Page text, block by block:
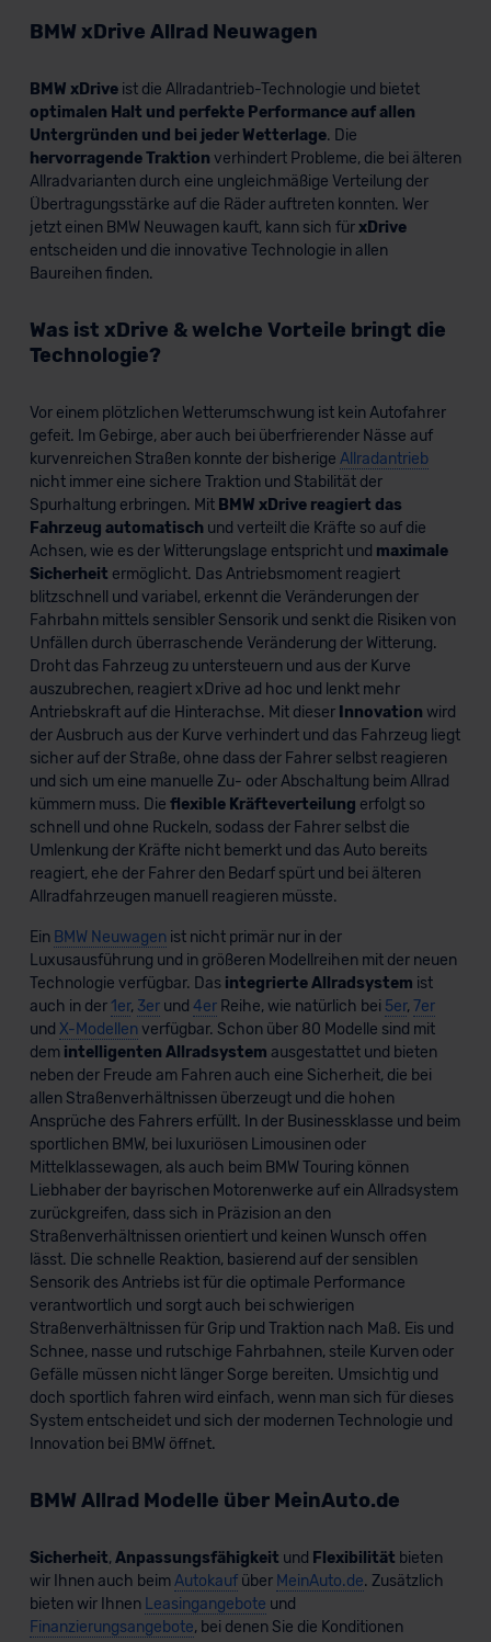
lassen. Soweit eine Übermittlung in ein Land außerhalb
Grundlage eines Angemessenheitsbeschlusses der EU-
Kommission (Art. 45 Abs. 1 DSGVO), von
Standarddatenschutzklauseln (Art. 46 Abs. 2 lit. c
DSGVO) oder wenn Sie hierzu Ihre Einwilligung freiwillig
erteilen. Nähere Informationen zu den bestehenden
Datenschutzklauseln können Sie über den Kontakt zu
unserem Datenschutzbeauftragten unter
datenschutz@meinauto.de anfordern.
Datenschutzerklärung Impressum
BMW xDrive Allrad Neuwagen
BMW xDriveist die Allradantrieb-Technologie und bietet
optimalen Halt und perfekte Performance auf allen
Untergründen und bei jeder Wetterlage. Die
hervorragende Traktion verhindert Probleme, die bei älteren
Allradvarianten durch eine ungleichmäßige Verteilung der
Übertragungsstärke auf die Räder auftreten konnten. Wer
jetzt einen BMW Neuwagen kauft, kann sich fürxDrive
entscheiden und die innovative Technologie in allen
Baureihen finden.
Was ist xDrive & welche Vorteile bringt die
Technologie?
Vor einem plötzlichen Wetterumschwung ist kein Autofahrer
gefeit. Im Gebirge, aber auch bei überfrierender Nässe auf
kurvenreichen Straßen konnte der bisherige Allradantrieb
nicht immer eine sichere Traktion und Stabilität der
Spurhaltung erbringen. Mit BMW xDrive reagiert das
Fahrzeug automatischund verteilt die Kräfte so auf die
Achsen, wie es der Witterungslage entspricht und maximale
Sicherheit ermöglicht. Das Antriebsmoment reagiert
blitzschnell und variabel, erkennt die Veränderungen der
Fahrbahn mittels sensibler Sensorik und senkt die Risiken von
Unfällen durch überraschende Veränderung der Witterung.
Droht das Fahrzeug zu untersteuern und aus der Kurve
auszubrechen, reagiert xDrive ad hoc und lenkt mehr
Antriebskraft auf die Hinterachse. Mit dieser Innovation wird
der Ausbruch aus der Kurve verhindert und das Fahrzeug liegt
sicher auf der Straße, ohne dass der Fahrer selbst reagieren
und sich um eine manuelle Zu- oder Abschaltung beim Allrad
kümmern muss. Die flexible Kräfteverteilung erfolgt so
schnell und ohne Ruckeln, sodass der Fahrer selbst die
Umlenkung der Kräfte nicht bemerkt und das Auto bereits
reagiert, ehe der Fahrer den Bedarf spürt und bei älteren
Allradfahrzeugen manuell reagieren müsste.
Ein BMW Neuwagenist nicht primär nur in der
Luxusausführung und in größeren Modellreihen mit der neuen
Technologie verfügbar. Das integrierte Allradsystem ist
auch in der 1er, 3erund 4erReihe, wie natürlich bei 5er,7er
und X-Modellenverfügbar. Schon über 80 Modelle sind mit
dem intelligenten Allradsystem ausgestattet und bieten
neben der Freude am Fahren auch eine Sicherheit, die bei
allen Straßenverhältnissen überzeugt und die hohen
Ansprüche des Fahrers erfüllt. In der Businessklasse und beim
sportlichen BMW, bei luxuriösen Limousinen oder
Mittelklassewagen, als auch beim BMW Touring können
Liebhaber der bayrischen Motorenwerke auf ein Allradsystem
zurückgreifen, dass sich in Präzision an den
Straßenverhältnissen orientiert und keinen Wunsch offen
lässt. Die schnelle Reaktion, basierend auf der sensiblen
Sensorik des Antriebs ist für die optimale Performance
verantwortlich und sorgt auch bei schwierigen
Straßenverhältnissen für Grip und Traktion nach Maß. Eis und
Schnee, nasse und rutschige Fahrbahnen, steile Kurven oder
Gefälle müssen nicht länger Sorge bereiten. Umsichtig und
doch sportlich fahren wird einfach, wenn man sich für dieses
System entscheidet und sich der modernen Technologie und
Innovation bei BMW öffnet.
BMW Allrad Modelle über MeinAuto.de
Sicherheit,Anpassungsfähigkeit und Flexibilität bieten
wir Ihnen auch beimAutokaufüber MeinAuto.de. Zusätzlich
bieten wir Ihnen Leasingangebote und
Finanzierungsangebote, bei denen Sie die Konditionen